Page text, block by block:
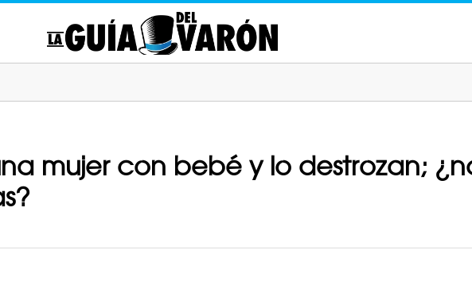
mujer con bebé y lo destrozan;